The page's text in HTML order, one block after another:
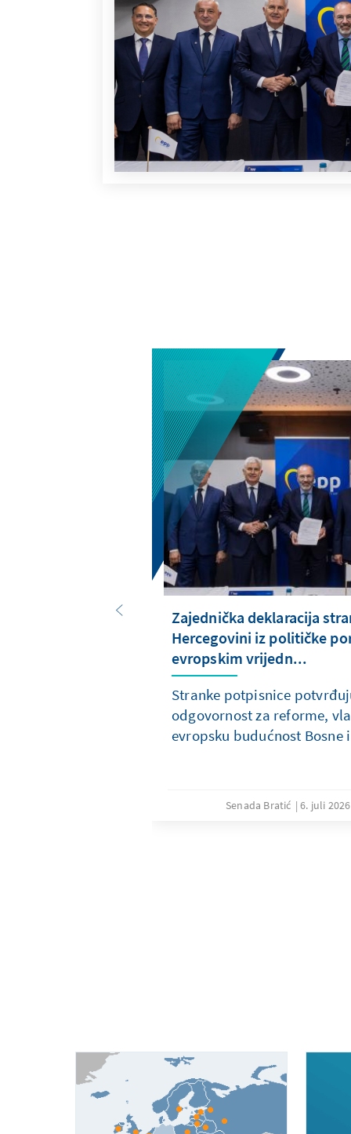
Zajednička deklaracija
Hercegovini iz političke
evropskim vrijedn...
Stranke potpisnice
odgovornost za reforme,
evropsku budućnost Bosne
Senada Bratić 6. juli